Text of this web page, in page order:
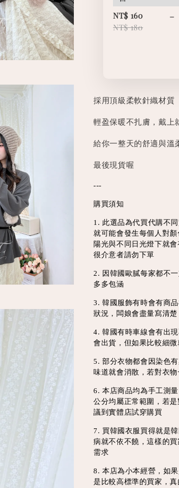
NT$ 160
NT$ 180
-
採用頂級柔軟針織材質
輕盈保暖不扎膚，戴上
給你一整天的舒適與溫
最後現貨喔
---
購買須知
1. 此選品為代買代購不
就可能會發生每個人對
陽光與不同日光燈下就
很介意者請勿下單
2. 因韓國歐膩每家都不
多多包涵
3. 韓國服飾有時會有商
狀況，闆娘會盡量寫清
4. 韓國有時車線會有出
會出貨，但如果比較細
5. 部分衣物都會因染色
味道就會消散，若對衣物
6. 本店商品均為手工測
公分均屬正常範圍，若
議到實體店試穿購買
7. 買韓國衣服買得就是
病就不依不饒，這樣的
需求
8. 本店為小本經營，如
是比較高標準的買家，